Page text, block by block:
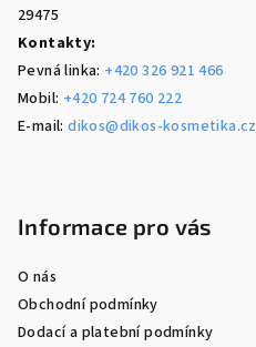
29475
Kontakty:
Pevná linka: +420 326 921 466
Mobil: +420 724 760 222
E-mail:dikos@dikos-kosmetika.cz
Informace pro vás
O nás
Obchodní podmínky
Dodací a platební podmínky